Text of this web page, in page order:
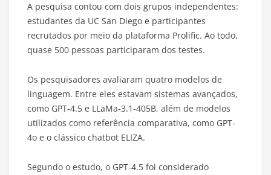
A pesquisa contou com dois grupos independentes:
estudantes da UC San Diego e participantes
recrutados por meio da plataforma Prolific. Ao todo,
quase 500 pessoas participaram dos testes.
Os pesquisadores avaliaram quatro modelos de
linguagem. Entre eles estavam sistemas avançados,
como GPT-4.5 e LLaMa-3.1-405B, além de modelos
utilizados como referência comparativa, como GPT-
4o e o clássico chatbot ELIZA.
Segundo o estudo, o GPT-4.5 foi considerado